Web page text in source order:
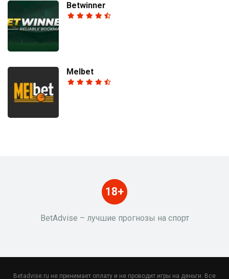
Betwinner
Melbet
BetAdvise – лучшие прогнозы на спорт
18+
Betadvise.ru не принимает оплату и не проводит игры на деньги. Все